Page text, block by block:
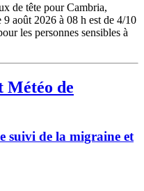
de tête pour Cambria,
août 2026 à 08 h est de 4/10
les personnes sensibles à
Météo de
suivi de la migraine et